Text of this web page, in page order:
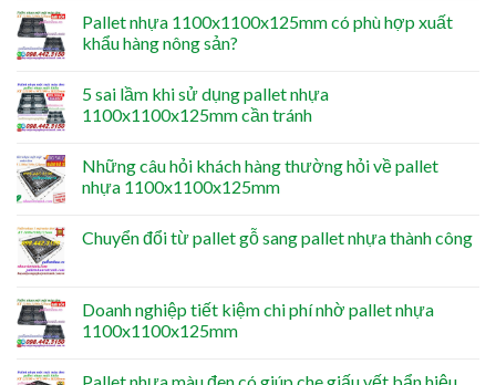
Pallet nhựa 1100x1100x125mm có phù hợp xuất
khẩu hàng nông sản?
5 sai lầm khi sử dụng pallet nhựa
1100x1100x125mm cần tránh
Những câu hỏi khách hàng thường hỏi về pallet
nhựa 1100x1100x125mm
Chuyển đổi từ pallet gỗ sang pallet nhựa thành công
Doanh nghiệp tiết kiệm chi phí nhờ pallet nhựa
1100x1100x125mm